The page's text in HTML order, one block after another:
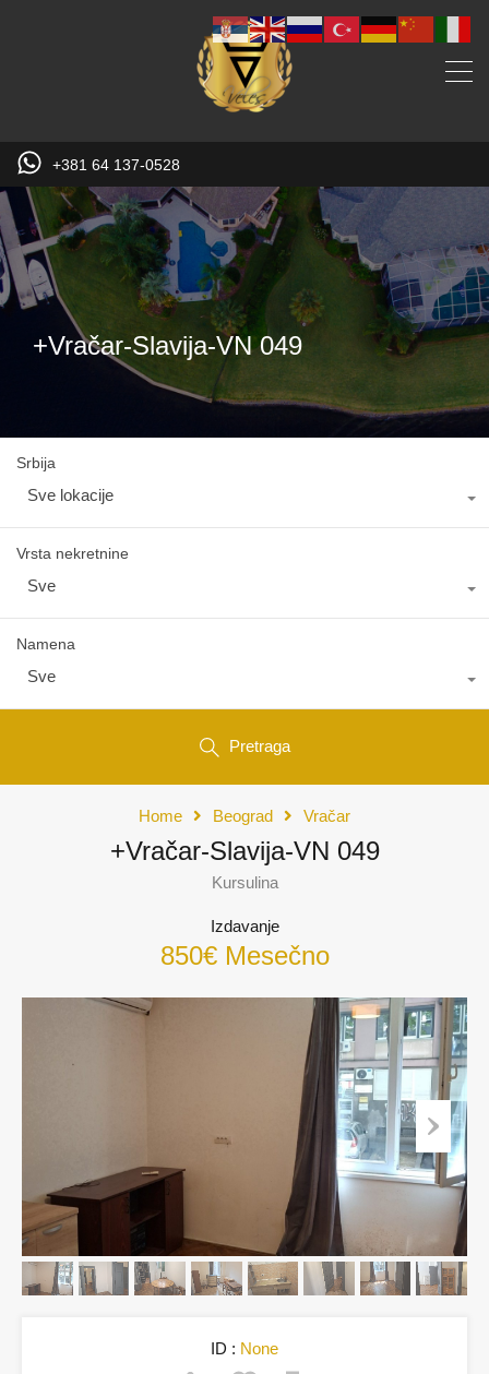
+381 64 137-0528
+Vračar-Slavija-VN 049
Srbija
Sve lokacije
Vrsta nekretnine
Sve
Namena
Sve
Pretraga
Home Beograd Vračar
+Vračar-Slavija-VN 049
Kursulina
Izdavanje
850€ Mesečno
ID : None